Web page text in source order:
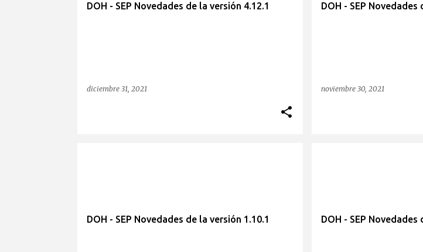
DOH - SEP Novedades de la versión 4.12.1
diciembre 31, 2021
DOH - SEP Novedades
noviembre 30, 2021
DOH - SEP Novedades de la versión 1.10.1 DOH - SEP Novedades